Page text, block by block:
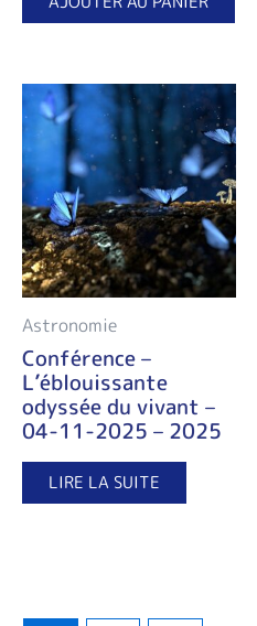
Astronomie
Conférence –
L’éblouissante
odyssée du vivant –
04-11-2025 – 2025
LIRE LA SUITE